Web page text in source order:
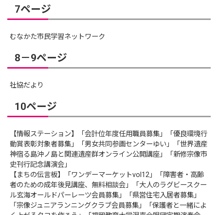
7ページ
むなかた市民学習ネットワーク
8－9ページ
社協だより
10ページ
【情報ステーション】「会計位年度任用職員募集」「優良環境行
動賞表彰対象者募集」「男女共同参画センターゆい」「世界遺産
神宿る島沖ノ島と関連遺産群オンライン公開講座」「新修宗像市
史刊行記念講演会」
【まちの伝言板】「ワンデーマーケットvol12」「障害者・高齢
者のための成年後見講座、無料相談会」「大人のラグビースクー
ル玄海オールドパーレーツ会員募集」「県営住宅入居者募集」
「宗像ジュニアランニングクラブ会員募集」「保護者と一緒によ